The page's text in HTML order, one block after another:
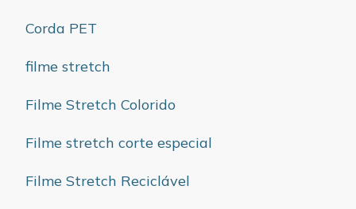
Corda PET
filme stretch
Filme Stretch Colorido
Filme stretch corte especial
Filme Stretch Reciclável